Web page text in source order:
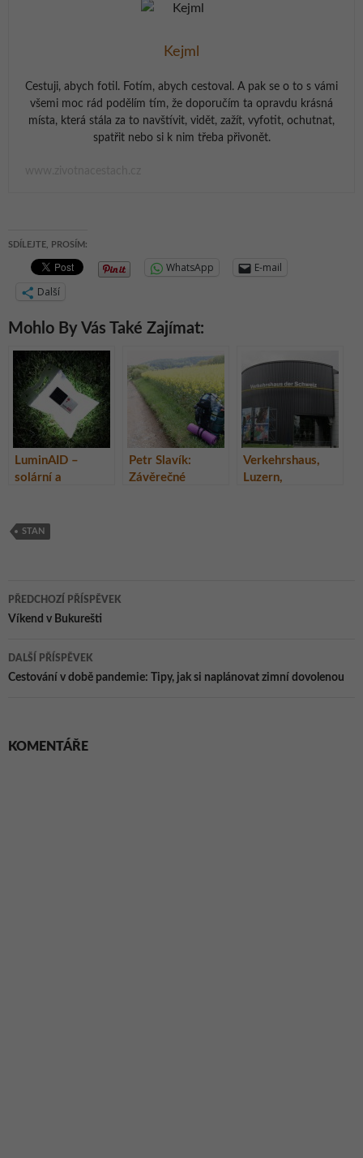
Kejml
Cestuji, abych fotil. Fotím, abych cestoval. A pak se o to s vámi
všemi moc rád podělím tím, že doporučím ta opravdu krásná
místa, která stála za to navštívit, vidět, zažít, vyfotit, ochutnat,
spatřit nebo si k nim třeba přivonět.
SDÍLEJTE, PROSÍM:
WhatsApp
E-mail
Další
Mohlo By Vás Také Zajímat:
LuminAID –
solární a
Petr Slavík:
Závěrečné
Verkehrshaus,
Luzern,
STAN
Navigace
pro
příspěvky
PŘEDCHOZÍ PŘÍSPĚVEK
Víkend v Bukurešti
DALŠÍ PŘÍSPĚVEK
Cestování v době pandemie: Tipy, jak si naplánovat zimní dovolenou
KOMENTÁŘE